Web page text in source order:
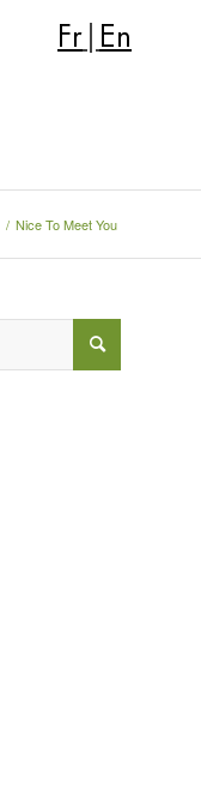
Fr En
/ Nice To Meet You